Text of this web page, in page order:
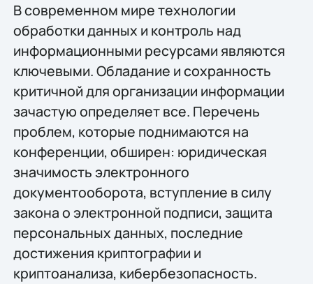
В современном мире технологии
обработки данных и контроль над
информационными ресурсами являются
ключевыми. Обладание и сохранность
критичной для организации информации
зачастую определяет все. Перечень
проблем, которые поднимаются на
конференции, обширен: юридическая
значимость электронного
документооборота, вступление в силу
закона о электронной подписи, защита
персональных данных, последние
достижения криптографии и
криптоанализа, кибербезопасность.